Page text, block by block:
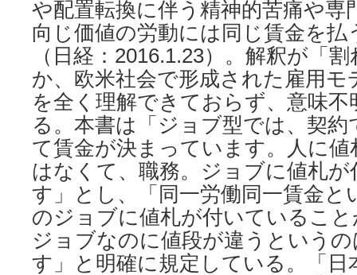
や配置転換に伴う精神的苦痛や専
向じ価値の労動には同じ賃金を
（日経：2016.1.23）。解釈が「
か、欧米社会で形成された雇用
を全く理解できておらず、意味
る。本書は「ジョブ型では、契
て賃金が決まっています。人に
はなくて、職務。ジョブに値札
す」とし、「同一労働同一賃金と
のジョブに値札が付いているこ
ジョブなのに値段が違うという
す」と明確に規定している。「日